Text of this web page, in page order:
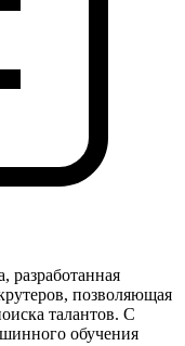
разработанная
позволяющая
талантов. С
обучения